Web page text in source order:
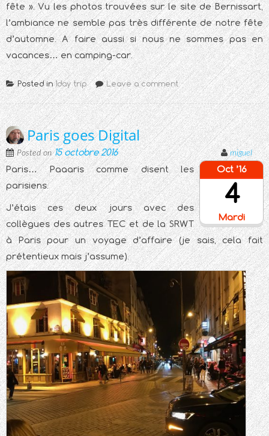
fête ». Vu les photos trouvées sur le site de Bernissart,
l’ambiance ne semble pas très différente de notre fête
d’automne. A faire aussi si nous ne sommes pas en
vacances… en camping-car.
Posted in1day trip Leave a comment
Paris goes Digital
Posted on15 octobre 2016 miguel
Mardi
Oct ’16
4
Paris… Paaaris comme disent les
parisiens.
J’étais ces deux jours avec des
collègues des autres TEC et de la SRWT
à Paris pour un voyage d’affaire (je sais, cela fait
prétentieux mais j’assume).